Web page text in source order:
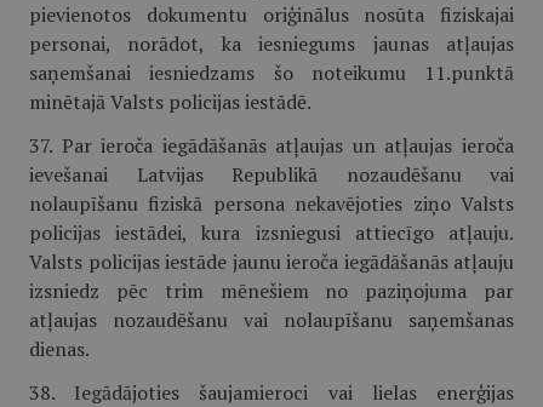
pievienotos dokumentu oriģinālus nosūta fiziskajai
personai, norādot, ka iesniegums jaunas atļaujas
saņemšanai iesniedzams šo noteikumu 11.punktā
minētajā Valsts policijas iestādē.
37. Par ieroča iegādāšanās atļaujas un atļaujas ieroča
ievešanai Latvijas Republikā nozaudēšanu vai
nolaupīšanu fiziskā persona nekavējoties ziņo Valsts
policijas iestādei, kura izsniegusi attiecīgo atļauju.
Valsts policijas iestāde jaunu ieroča iegādāšanās atļauju
izsniedz pēc trim mēnešiem no paziņojuma par
atļaujas nozaudēšanu vai nolaupīšanu saņemšanas
dienas.
38. Iegādājoties šaujamieroci vai lielas enerģijas